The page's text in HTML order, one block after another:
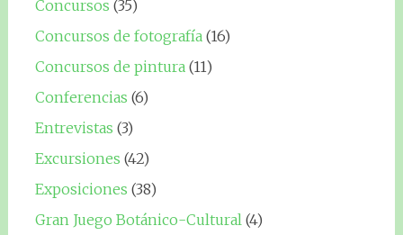
Concursos (35)
Concursos de fotografía (16)
Concursos de pintura (11)
Conferencias (6)
Entrevistas (3)
Excursiones (42)
Exposiciones (38)
Gran Juego Botánico-Cultural (4)